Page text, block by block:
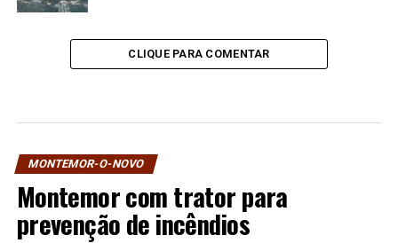
CLIQUE PARA COMENTAR
MONTEMOR-O-NOVO
Montemor com trator para
prevenção de incêndios